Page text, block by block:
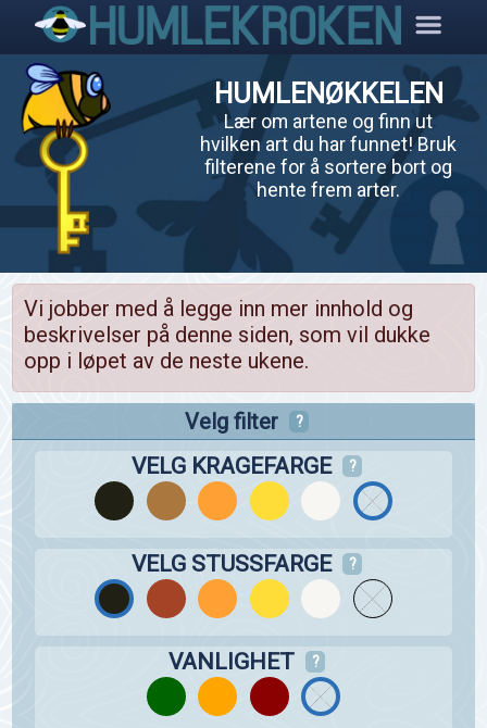
HUMLENØKKELEN
Lær om artene og finn ut
hvilken art du har funnet! Bruk
filterene for å sortere bort og
hente frem arter.
Vi jobber med å legge inn mer innhold og
beskrivelser på denne siden, som vil dukke
opp i løpet av de neste ukene.
Velg filter ?
VELG KRAGEFARGE ?
VELG STUSSFARGE ?
VANLIGHET ?